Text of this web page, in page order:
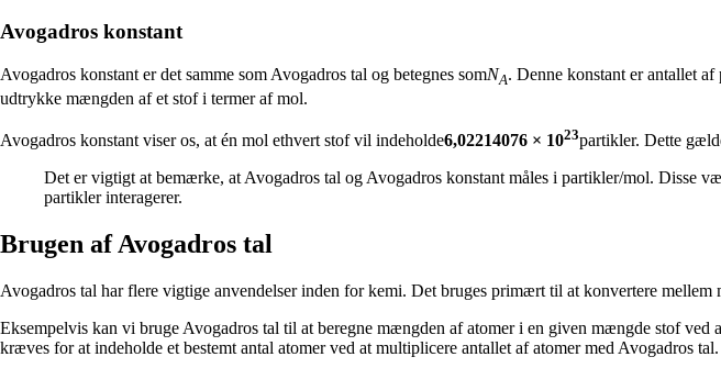
Avogadros konstant
Avogadros konstant er det samme som Avogadros tal og betegnes somNA. Denne konstant er antallet
udtrykke mængden af et stof i termer af mol.
Avogadros konstant viser os, at én mol ethvert stof vil indeholde6,02214076 × 1023partikler. Dette
Det er vigtigt at bemærke, at Avogadros tal og Avogadros konstant måles i partikler/mol. Disse
partikler interagerer.
Brugen af Avogadros tal
Avogadros tal har flere vigtige anvendelser inden for kemi. Det bruges primært til at konvertere
Eksempelvis kan vi bruge Avogadros tal til at beregne mængden af atomer i en given mængde stof
kræves for at indeholde et bestemt antal atomer ved at multiplicere antallet af atomer med Avogadros tal.